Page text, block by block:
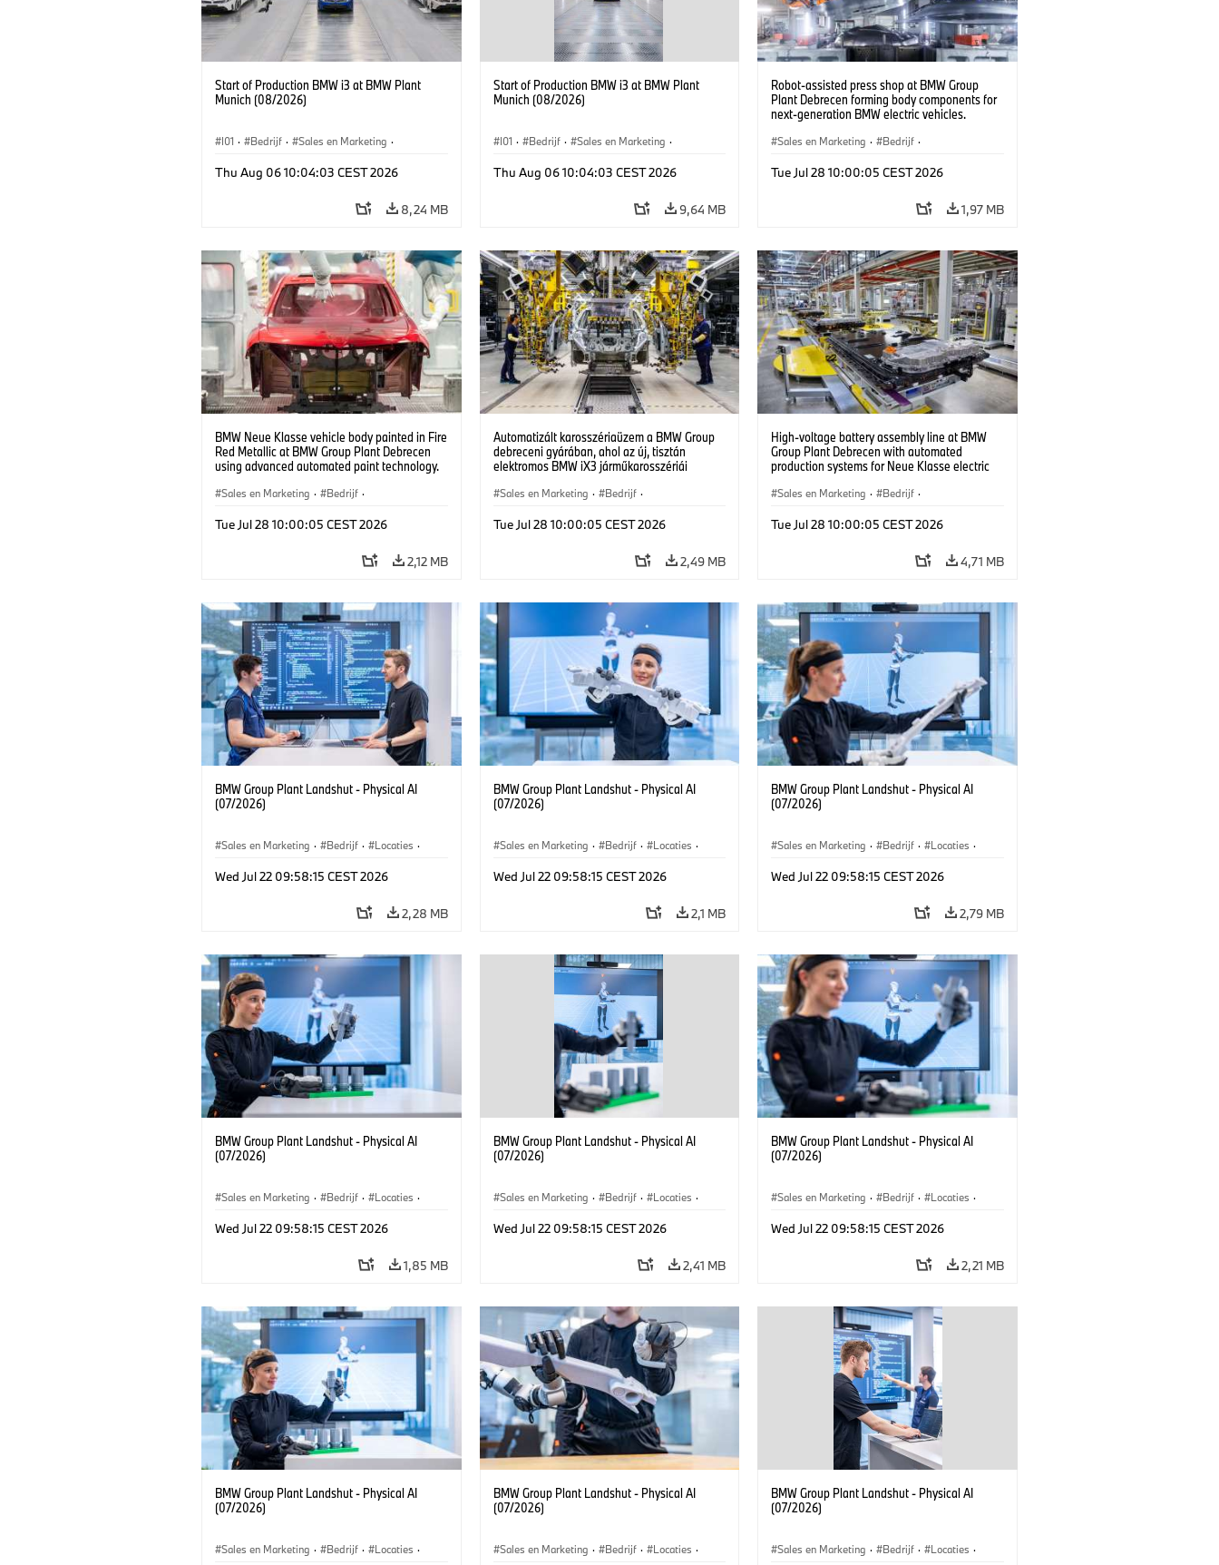
Start of Production BMW i3 at BMW Plant
Munich (08/2026)
I01 · Bedrijf · Sales en Marketing ·
Thu Aug 06 10:04:03 CEST 2026
8,24 MB
Start of Production BMW i3 at BMW Plant
Munich (08/2026)
I01 · Bedrijf · Sales en Marketing ·
Thu Aug 06 10:04:03 CEST 2026
9,64 MB
Robot-assisted press shop at BMW Group
Plant Debrecen forming body components for
next-generation BMW electric vehicles.
Sales en Marketing · Bedrijf ·
Tue Jul 28 10:00:05 CEST 2026
1,97 MB
BMW Neue Klasse vehicle body painted in Fire
Red Metallic at BMW Group Plant Debrecen
using advanced automated paint technology.
Sales en Marketing · Bedrijf ·
Tue Jul 28 10:00:05 CEST 2026
2,12 MB
Automatizált karosszériaüzem a BMW Group
debreceni gyárában, ahol az új, tisztán
elektromos BMW iX3 járműkarosszériái
Sales en Marketing · Bedrijf ·
Tue Jul 28 10:00:05 CEST 2026
2,49 MB
High-voltage battery assembly line at BMW
Group Plant Debrecen with automated
production systems for Neue Klasse electric
Sales en Marketing · Bedrijf ·
Tue Jul 28 10:00:05 CEST 2026
4,71 MB
BMW Group Plant Landshut - Physical AI
(07/2026)
Sales en Marketing · Bedrijf · Locaties ·
Wed Jul 22 09:58:15 CEST 2026
2,28 MB
BMW Group Plant Landshut - Physical AI
(07/2026)
Sales en Marketing · Bedrijf · Locaties ·
Wed Jul 22 09:58:15 CEST 2026
2,1 MB
BMW Group Plant Landshut - Physical AI
(07/2026)
Sales en Marketing · Bedrijf · Locaties ·
Wed Jul 22 09:58:15 CEST 2026
2,79 MB
BMW Group Plant Landshut - Physical AI
(07/2026)
Sales en Marketing · Bedrijf · Locaties ·
Wed Jul 22 09:58:15 CEST 2026
1,85 MB
BMW Group Plant Landshut - Physical AI
(07/2026)
Sales en Marketing · Bedrijf · Locaties ·
Wed Jul 22 09:58:15 CEST 2026
2,41 MB
BMW Group Plant Landshut - Physical AI
(07/2026)
Sales en Marketing · Bedrijf · Locaties ·
Wed Jul 22 09:58:15 CEST 2026
2,21 MB
BMW Group Plant Landshut - Physical AI
(07/2026)
Sales en Marketing · Bedrijf · Locaties ·
BMW Group Plant Landshut - Physical AI
(07/2026)
Sales en Marketing · Bedrijf · Locaties ·
BMW Group Plant Landshut - Physical AI
(07/2026)
Sales en Marketing · Bedrijf · Locaties ·